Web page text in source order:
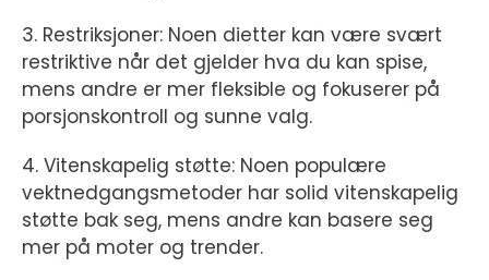
3. Restriksjoner: Noen dietter kan være svært
restriktive når det gjelder hva du kan spise,
mens andre er mer fleksible og fokuserer på
porsjonskontroll og sunne valg.
4. Vitenskapelig støtte: Noen populære
vektnedgangsmetoder har solid vitenskapelig
støtte bak seg, mens andre kan basere seg
mer på moter og trender.